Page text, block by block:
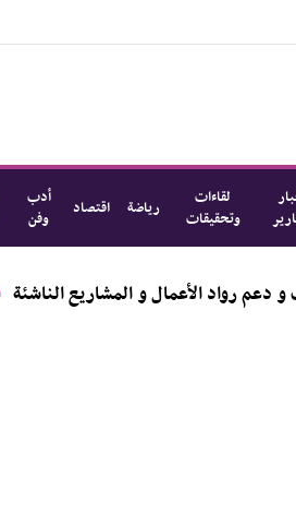
لقاءات
وتحقيقات
رياضة اقتصاد
أدب
وفن
و المشاريع الناشئة